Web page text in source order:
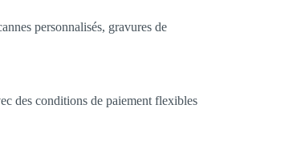
personnalisés, gravures de
des conditions de paiement flexibles